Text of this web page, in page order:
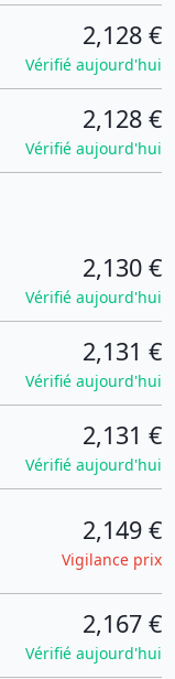
2,128 €
Vérifié aujourd'hui
2,128 €
Vérifié aujourd'hui
2,130 €
Vérifié aujourd'hui
2,131 €
Vérifié aujourd'hui
2,131 €
Vérifié aujourd'hui
2,149 €
Vigilance prix
2,167 €
Vérifié aujourd'hui